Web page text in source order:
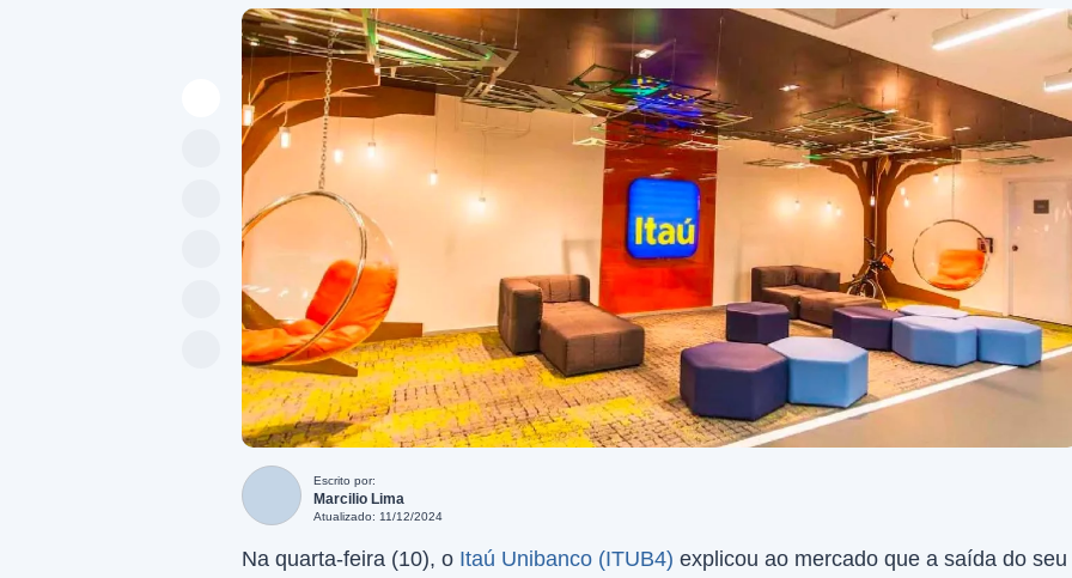
Escrito por:
Marcilio Lima
Atualizado: 11/12/2024
Na quarta-feira (10), o Itaú Unibanco (ITUB4) explicou ao mercado que a saída do seu